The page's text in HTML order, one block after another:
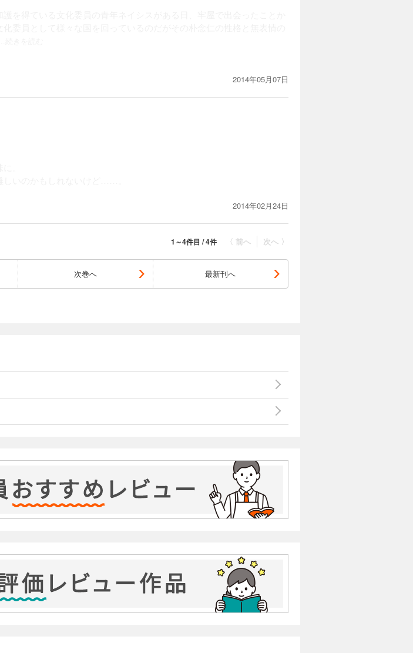
合いが面白かったです。ただ、こんな2人なので恋愛要素はほとんど
シスに彼らしさを感じましたけどねｗｗ
2014年05月07日
2014年02月24日
次へ 〉
〈 前へ
1～4件目 / 4件
次巻へ 最新刊へ